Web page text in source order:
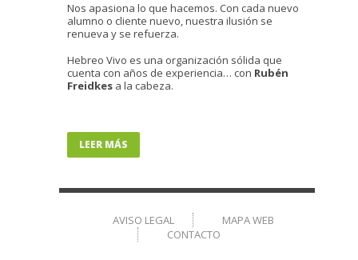
Nos apasiona lo que hacemos. Con cada nuevo
alumno o cliente nuevo, nuestra ilusión se
renueva y se refuerza.
Hebreo Vivo es una organización sólida que
cuenta con años de experiencia… con Rubén
Freidkes a la cabeza.
LEER MÁS
AVISO LEGAL
MAPA WEB
CONTACTO